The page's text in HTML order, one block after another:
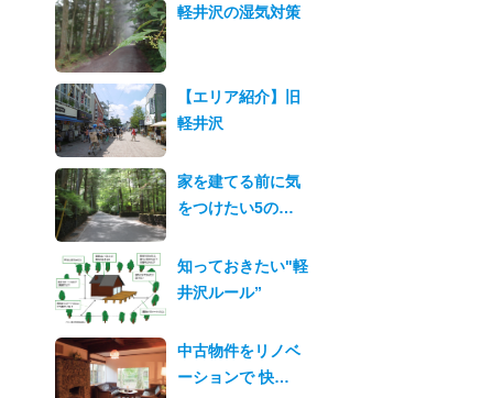
軽井沢の湿気対策
【エリア紹介】旧
軽井沢
家を建てる前に気
をつけたい5の…
知っておきたい"軽
井沢ルール”
中古物件をリノベ
ーションで 快…